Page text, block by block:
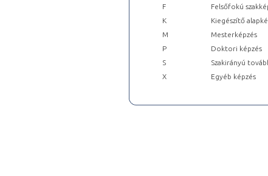
F
Felsőfokú
K
Kiegészítő
M
Mesterképzés
P
Doktori képzés
S
Szakirányú
X
Egyéb képzés